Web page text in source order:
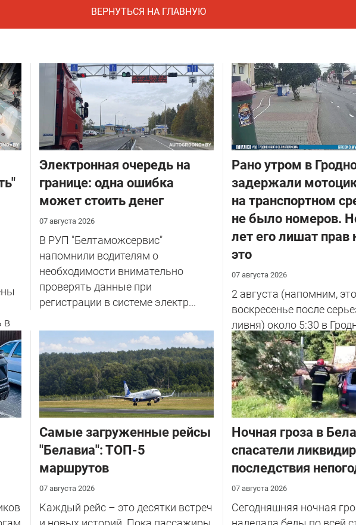
ВЕРНУТЬСЯ НА ГЛАВНУЮ
в
Электронная очередь на
границе: одна ошибка
может стоить денег
07 августа 2026
В РУП "Белтаможсервис"
напомнили водителям о
необходимости внимательно
проверять данные при
регистрации в системе электр...
Рано утром в
задержали
на транспортном
не было номеров.
лет его лишат прав
это
07 августа 2026
2 августа (напомним,
воскресенье после
ливня) около 5:30 в
улице Советских
у...
Самые загруженные рейсы
"Белавиа": ТОП-5
маршрутов
07 августа 2026
Каждый рейс – это десятки встреч
Ночная гроза в
спасатели
последствия
07 августа 2026
Сегодняшняя ночная